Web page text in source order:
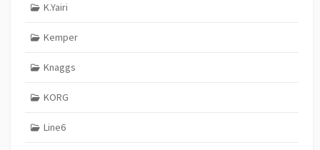
K.Yairi
Kemper
Knaggs
KORG
Line6